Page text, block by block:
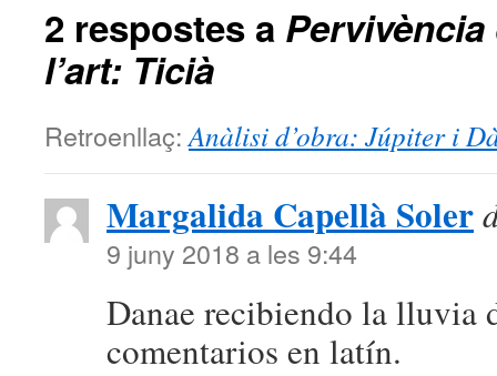
2 respostes a Pervivència
l’art: Ticià
Retroenllaç:Anàlisi d’obra: Júpiter i
Margalida Capellà Soler
9 juny 2018 a les 9:44
Danae recibiendo la lluvia
comentarios en latín.